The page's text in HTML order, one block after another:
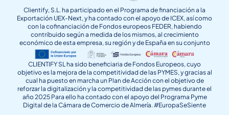
Clientify, S.L. ha participado en el Programa de financiación a la
Exportación UEX-Next, y ha contado con el apoyo de ICEX, así como
con la cofinanciación de Fondos europeos FEDER, habiendo
contribuido según a medida de los mismos, al crecimiento
económico de esta empresa, su región y de España en su conjunto
CLIENTIFY SL ha sido beneficiaria de Fondos Europeos, cuyo
objetivo es la mejora de la competitividad de las PYMES, y gracias al
cual ha puesto en marcha un Plan de Acción con el objetivo de
reforzar la digitalización y la competitividad de las pymes durante el
año 2025 Para ello ha contado con el apoyo del Programa Pyme
Digital de la Cámara de Comercio de Almería. #EuropaSeSiente